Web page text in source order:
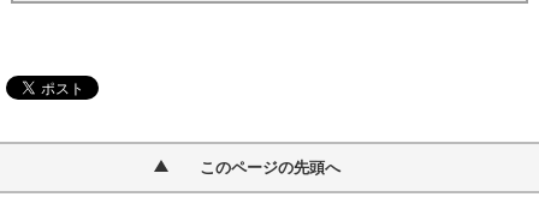
このページの先頭へ